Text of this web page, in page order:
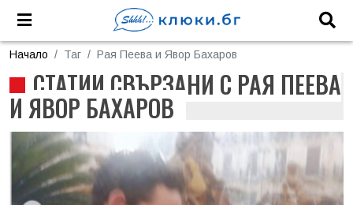
Начало Таг Рая Пеева и Явор Бахаров
СТАТИИ СВЪРЗАНИ С РАЯ ПЕЕВА
И ЯВОР БАХАРОВ